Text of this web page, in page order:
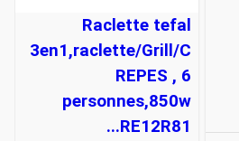
Raclette tefal
3en1,raclette/Grill/C
REPES , 6
personnes,850w
RE12R81...